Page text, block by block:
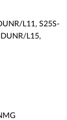
L11, S25S-
L15,